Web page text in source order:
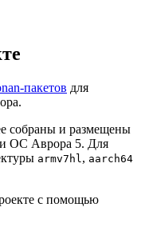
пакетов для
собраны и размещены
ОC Аврора 5. Для
armv7hl , aarch64
с помощью